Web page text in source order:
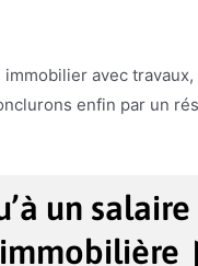
avec
enfin par un
un